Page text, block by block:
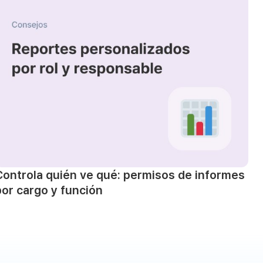
quién ve qué: permisos de informes
cargo y función